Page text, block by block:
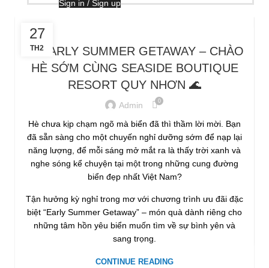
Sign in / Sign up
27
TH2
🌊 EARLY SUMMER GETAWAY – CHÀO
HÈ SỚM CÙNG SEASIDE BOUTIQUE
RESORT QUY NHƠN 🌊
Admin 0
Hè chưa kịp chạm ngõ mà biển đã thì thầm lời mời. Bạn
đã sẵn sàng cho một chuyến nghỉ dưỡng sớm để nạp lại
năng lượng, để mỗi sáng mở mắt ra là thấy trời xanh và
nghe sóng kể chuyện tại một trong những cung đường
biển đẹp nhất Việt Nam?
Tận hưởng kỳ nghỉ trong mơ với chương trình ưu đãi đặc
biệt “Early Summer Getaway” – món quà dành riêng cho
những tâm hồn yêu biển muốn tìm về sự bình yên và
sang trọng.
CONTINUE READING